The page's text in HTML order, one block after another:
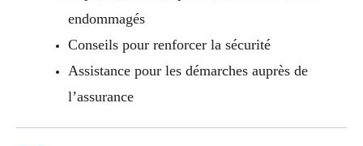
endommagés
Conseils pour renforcer la sécurité
Assistance pour les démarches auprès de
l’assurance